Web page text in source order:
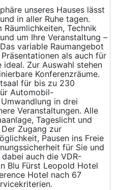
unseres Hauses lässt
in aller Ruhe tagen.
Räumlichkeiten, Technik
um Ihre Veranstaltung –
variable Raumangebot
als auch für
Zur Auswahl stehen
Konferenzräume.
für bis zu 230
Automobil-
in drei
Veranstaltungen. Alle
Tageslicht und
Zugang zur
Pausen ins Freie
für Sie und
auch die VDR-
Blu Fürst Leopold Hotel
Hotel nach 67